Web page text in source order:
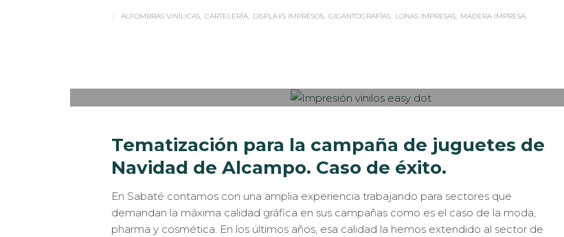
ALFOMBRAS VINÍLICAS CARTELERÍA DISPLAYS IMPRESOS GIGANTOGRAFÍAS LONAS IMPRESAS MADERA IMPRESA
Tematización para la campaña de juguetes de
Navidad de Alcampo. Caso de éxito.
En Sabaté contamos con una amplia experiencia trabajando para sectores que
demandan la máxima calidad gráfica en sus campañas como es el caso de la moda,
pharma y cosmética. En los últimos años, esa calidad la hemos extendido al sector de